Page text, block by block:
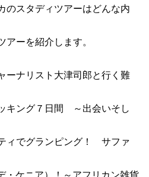
のスタディツアーはどんな内
アーを紹介します。
ーナリスト大津司郎と行く難
キング７日間 ～出会いそし
ィでグランピング！ サファ
・ケニア）！～アフリカン雑貨